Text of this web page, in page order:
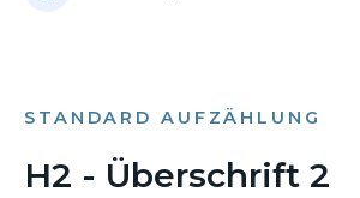
STANDARD AUFZÄHLUNG
H2 - Überschrift 2